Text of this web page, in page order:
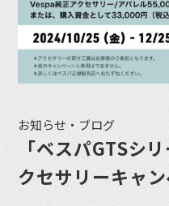
お知らせ・ブログ
「ベスパGTSシ
クセサリーキャン